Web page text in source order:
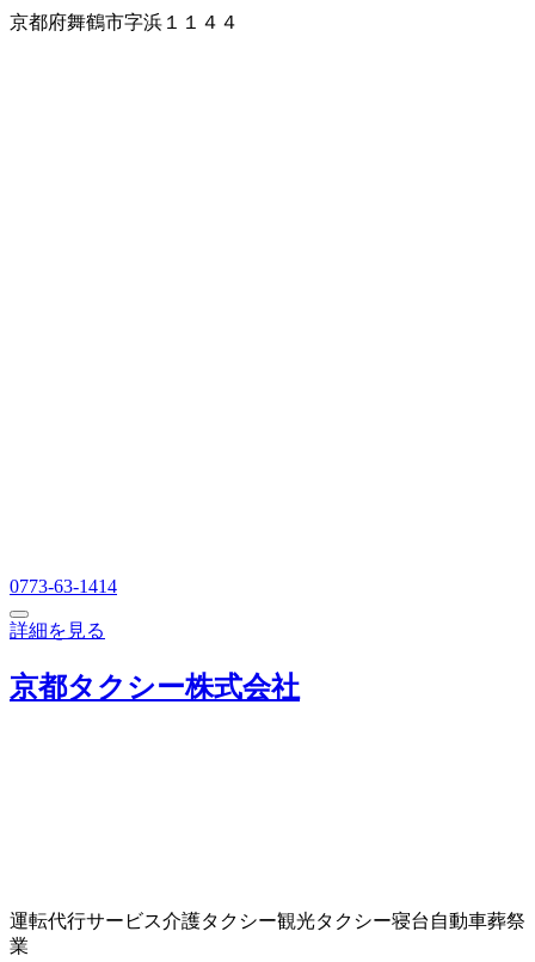
京都府舞鶴市字浜１１４４
0773-63-1414
詳細を見る
京都タクシー株式会社
運転代行サービス介護タクシー観光タクシー寝台自動車葬祭
業